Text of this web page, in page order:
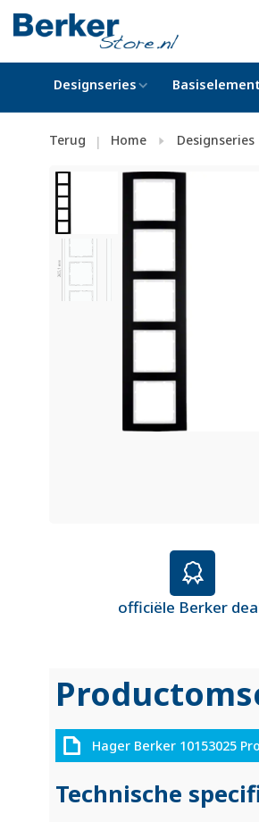
Designseries
Terug | Home Designseries
officiële Berker
Hager Berker 10153025
Technische